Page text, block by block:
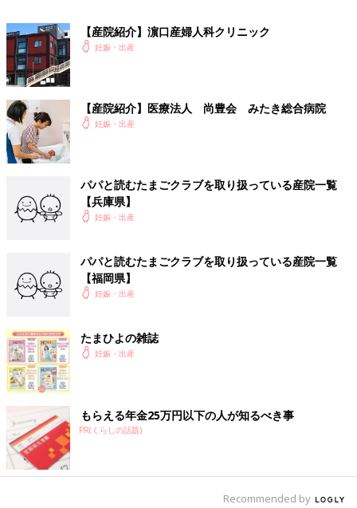
医療法人玲聖会貴子ウィメンズクリニック
刈谷市
医療法人G&Oレディスクリニック
豊田市
医療法人淳和会内田クリニック
産科・婦人科あかね医院
社会医療法人財団新和会八千代病院
西尾市
医療法人尚志会山田産婦人科
蒲郡市
蒲郡市民病院
【産院紹介】濵口産婦人科クリニック
妊娠・出産
【産院紹介】医療法人 尚豊会 みたき総合病院
妊娠・出産
パパと読むたまごクラブを取り扱っている産院一覧
【兵庫県】
妊娠・出産
パパと読むたまごクラブを取り扱っている産院一覧
【福岡県】
妊娠・出産
たまひよの雑誌
妊娠・出産
もらえる年金25万円以下の人が知るべき事
PR(くらしの話題)
Recommended by